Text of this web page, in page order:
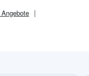
Angebote